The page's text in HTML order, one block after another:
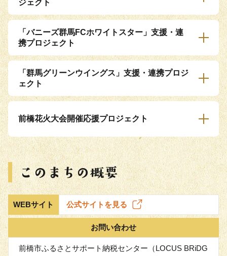
ジェクト
「バニーズ群馬FCホワイトスター」支援・連
携プロジェクト
「群馬グリーンウイングス」支援・連携プロジ
ェクト
前橋花火大会開催応援プロジェクト
WEBサイト 公式サイトを見る
お問い合わせ
前橋市ふるさとサポート納税センター（LOCUS BRiDG